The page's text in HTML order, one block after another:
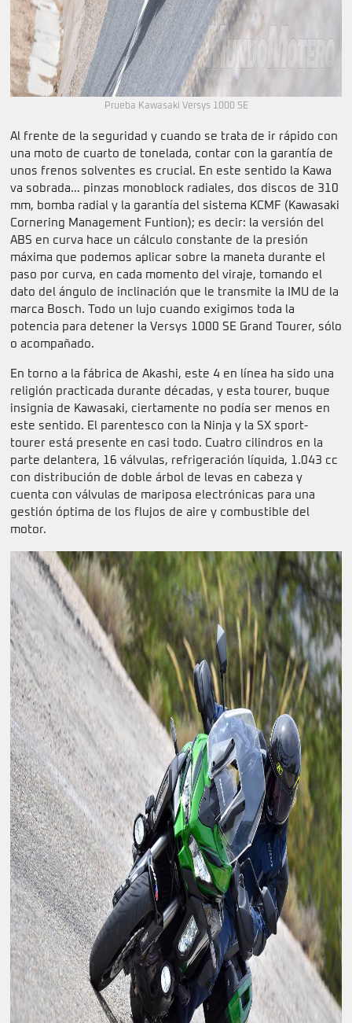
Prueba Kawasaki Versys 1000 SE
Al frente de la seguridad y cuando se trata de ir rápido con
una moto de cuarto de tonelada, contar con la garantía de
unos frenos solventes es crucial. En este sentido la Kawa
va sobrada… pinzas monoblock radiales, dos discos de 310
mm, bomba radial y la garantía del sistema KCMF (Kawasaki
Cornering Management Funtion); es decir: la versión del
ABS en curva hace un cálculo constante de la presión
máxima que podemos aplicar sobre la maneta durante el
paso por curva, en cada momento del viraje, tomando el
dato del ángulo de inclinación que le transmite la IMU de la
marca Bosch. Todo un lujo cuando exigimos toda la
potencia para detener la Versys 1000 SE Grand Tourer, sólo
o acompañado.
En torno a la fábrica de Akashi, este 4 en línea ha sido una
religión practicada durante décadas, y esta tourer, buque
insignia de Kawasaki, ciertamente no podía ser menos en
este sentido. El parentesco con la Ninja y la SX sport-
tourer está presente en casi todo. Cuatro cilindros en la
parte delantera, 16 válvulas, refrigeración líquida, 1.043 cc
con distribución de doble árbol de levas en cabeza y
cuenta con válvulas de mariposa electrónicas para una
gestión óptima de los flujos de aire y combustible del
motor.